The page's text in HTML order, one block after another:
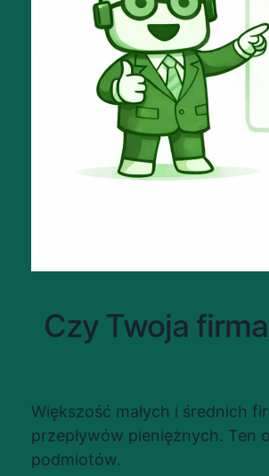
Czy Twoja
Większość małych i średnich
przepływów pieniężnych.
podmiotów.